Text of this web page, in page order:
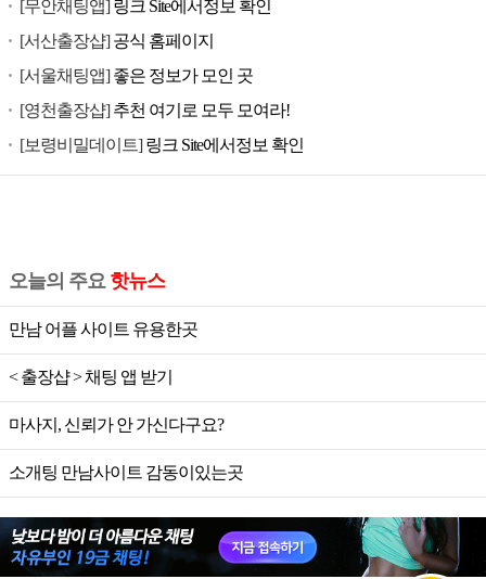
[무안채팅앱]링크 Site에서정보 확인
[서산출장샵]공식 홈페이지
[서울채팅앱]좋은 정보가 모인 곳
[영천출장샵]추천 여기로 모두 모여라!
[보령비밀데이트]링크 Site에서정보 확인
오늘의 주요핫뉴스
만남 어플 사이트 유용한곳
< 출장샵 > 채팅 앱 받기
마사지, 신뢰가 안 가신다구요?
소개팅 만남사이트 감동이있는곳